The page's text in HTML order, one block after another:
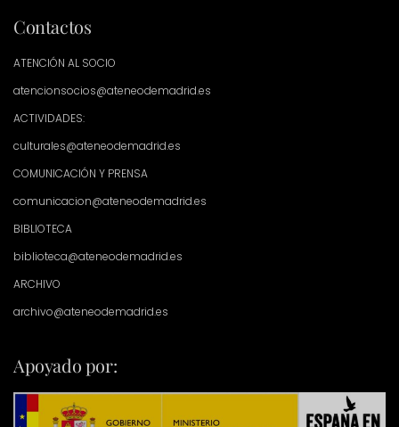
Contactos
ATENCIÓN AL SOCIO
atencionsocios@ateneodemadrid.es
ACTIVIDADES:
culturales@ateneodemadrid.es
COMUNICACIÓN Y PRENSA
comunicacion@ateneodemadrid.es
BIBLIOTECA
biblioteca@ateneodemadrid.es
ARCHIVO
archivo@ateneodemadrid.es
Apoyado por: